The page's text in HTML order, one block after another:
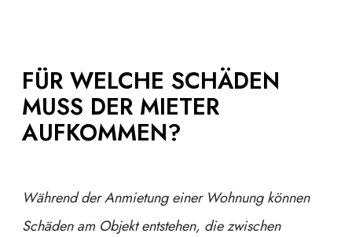
FÜR WELCHE SCHÄDEN
MUSS DER MIETER
AUFKOMMEN?
Während der Anmietung einer Wohnung können
Schäden am Objekt entstehen, die zwischen